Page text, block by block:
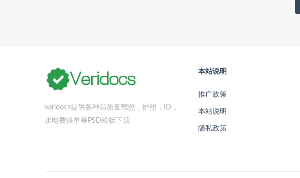
veridocs提供各种高质量驾照，护照，ID，
水电费账单等PSD模板下载
本站说明
推广政策
本站说明
隐私政策